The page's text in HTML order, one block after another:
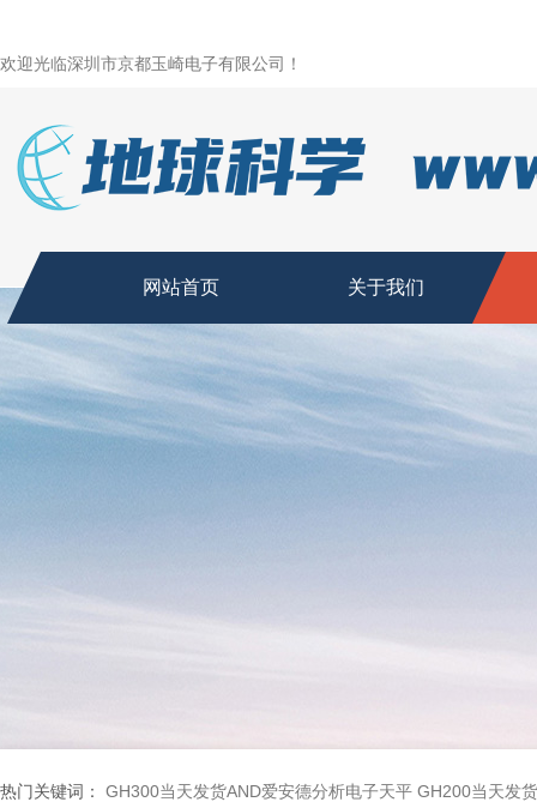
欢迎光临深圳市京都玉崎电子有限公司！
网站首页 关于我们
热门关键词： GH300当天发货AND爱安德分析电子天平 GH200当天发